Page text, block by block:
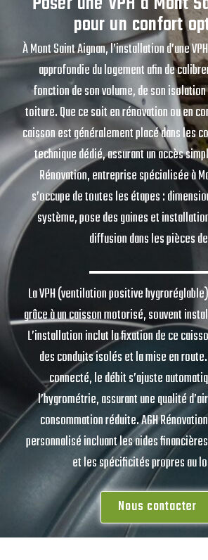
pour un confort
À Mont Saint Aignan, l’installation d’une
approfondie du logement afin de
fonction de son volume, de son
toiture. Que ce soit en rénovation ou en
caisson est généralement placé dans les
technique dédié, assurant un accès
Rénovation, entreprise spécialisée à
s’occupe de toutes les étapes :
système, pose des gaines et
diffusion dans les pièces
La VPH (ventilation positive
grâce à un caisson motorisé, souvent
L’installation inclut la fixation de ce
des conduits isolés et la mise en
connecté, le débit s’ajuste
l’hygrométrie, assurant une qualité
consommation réduite. AGH
personnalisé incluant les aides
et les spécificités propres au
Nous contacter